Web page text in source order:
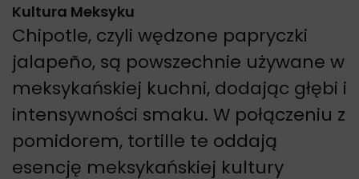
Kultura Meksyku
Chipotle, czyli wędzone papryczki
jalapeño, są powszechnie używane w
meksykańskiej kuchni, dodając głębi i
intensywności smaku. W połączeniu z
pomidorem, tortille te oddają
esencję meksykańskiej kultury